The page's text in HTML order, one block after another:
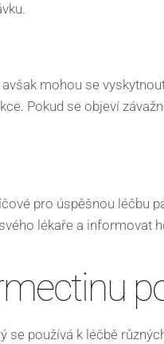
mohou se
Pokud se objeví
pro úspěšnou léčbu
lékaře a informovat
se používá k léčbě